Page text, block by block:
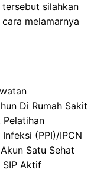
silahkan
melamarnya
Di Rumah Sakit
(PPI)/IPCN
Satu Sehat
SIP Aktif